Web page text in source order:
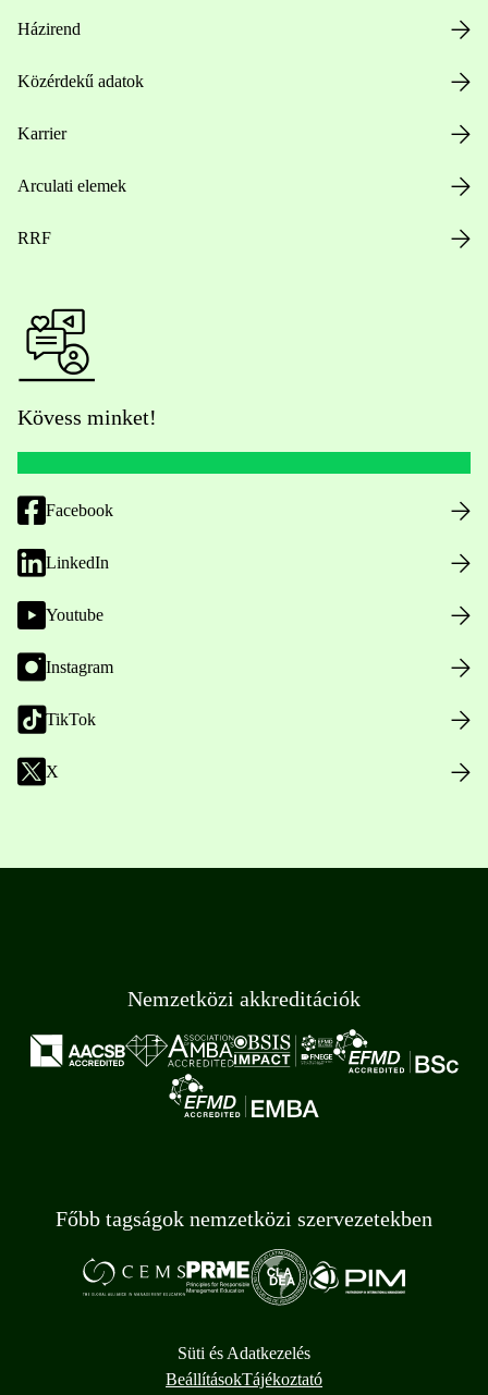
Házirend
Közérdekű adatok
Karrier
Arculati elemek
RRF
Kövess minket!
Facebook
LinkedIn
Youtube
Instagram
TikTok
X
Nemzetközi akkreditációk
Főbb tagságok nemzetközi szervezetekben
Süti és Adatkezelés
BeállításokTájékoztató